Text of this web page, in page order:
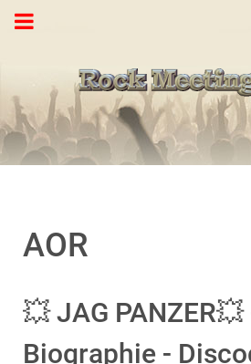
AOR
💥 JAG PANZER💥
Biographie -